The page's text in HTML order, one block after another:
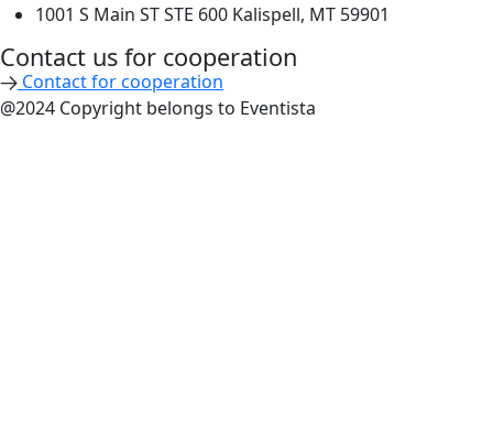
1001 S Main ST STE 600 Kalispell, MT 59901
Contact us for cooperation​
Contact for cooperation
@2024 Copyright belongs to Eventista